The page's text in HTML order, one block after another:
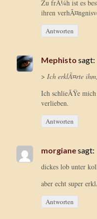
Zu frÃ¼h ist es
ihren
Antworten
Mephisto sagt:
> Ich erklÃ¤rte
Ich schlieÃŸe mich
verlieben.
Antworten
morgianesagt:
dickes lob unter
aber echt super
Antworten